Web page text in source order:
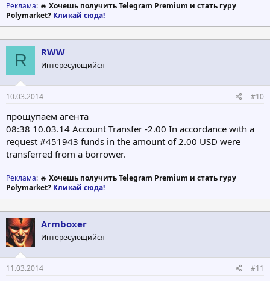
Реклама: 🔥 Хочешь получить Telegram Premium и стать гуру
Polymarket? Кликай сюда!
R RWW
Интересующийся
10.03.2014 #10
прощупаем агента
08:38 10.03.14 Account Transfer -2.00 In accordance with a
request #451943 funds in the amount of 2.00 USD were
transferred from a borrower.
Реклама: 🔥 Хочешь получить Telegram Premium и стать гуру
Polymarket? Кликай сюда!
Armboxer
Интересующийся
11.03.2014 #11